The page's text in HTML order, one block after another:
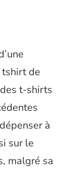
tshirt de
des t-shirts
à
sur le
malgré sa